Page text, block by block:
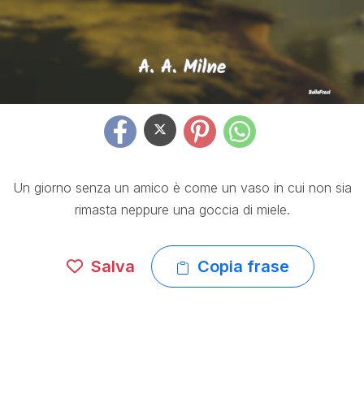
Un giorno senza un amico è come un vaso in cui non sia
rimasta neppure una goccia di miele.
Salva Copia frase